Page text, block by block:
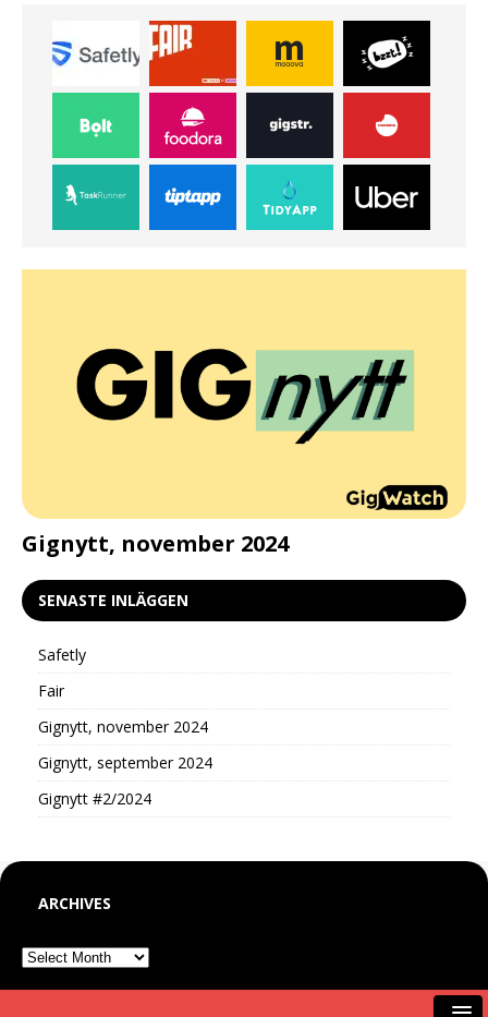
Gignytt, november 2024
SENASTE INLÄGGEN
Safetly
Fair
Gignytt, november 2024
Gignytt, september 2024
Gignytt #2/2024
ARCHIVES